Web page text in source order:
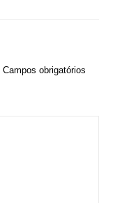
Campos obrigatórios